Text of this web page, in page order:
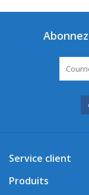
Service client
Produits